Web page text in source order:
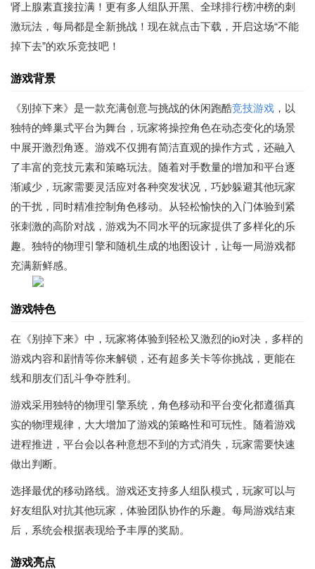
肾上腺素直接拉满！更有多人组队开黑、全球排行榜冲榜的刺
激玩法，每局都是全新挑战！现在就点击下载，开启这场“不能
掉下去”的欢乐竞技吧！
游戏背景
《别掉下来》是一款充满创意与挑战的休闲跑酷竞技游戏 ，以
独特的蜂巢式平台为舞台，玩家将操控角色在动态变化的场景
中展开激烈角逐。游戏不仅拥有简洁直观的操作方式，还融入
了丰富的竞技元素和策略玩法。随着对手数量的增加和平台逐
渐减少，玩家需要灵活应对各种突发状况，巧妙躲避其他玩家
的干扰，同时精准控制角色移动。从轻松愉快的入门体验到紧
张刺激的高阶对战，游戏为不同水平的玩家提供了多样化的乐
趣。独特的物理引擎和随机生成的地图设计，让每一局游戏都
充满新鲜感。
游戏特色
在《别掉下来》中，玩家将体验到轻松又激烈的io对决，多样的
游戏内容和剧情等你来解锁，还有超多关卡等你挑战，更能在
线和朋友们乱斗争夺胜利。
游戏采用独特的物理引擎系统，角色移动和平台变化都遵循真
实的物理规律，大大增加了游戏的策略性和可玩性。随着游戏
进程推进，平台会以各种意想不到的方式消失，玩家需要快速
做出判断。
选择最优的移动路线。游戏还支持多人组队模式，玩家可以与
好友组队对抗其他玩家，体验团队协作的乐趣。每局游戏结束
后，系统会根据表现给予丰厚的奖励。
游戏亮点